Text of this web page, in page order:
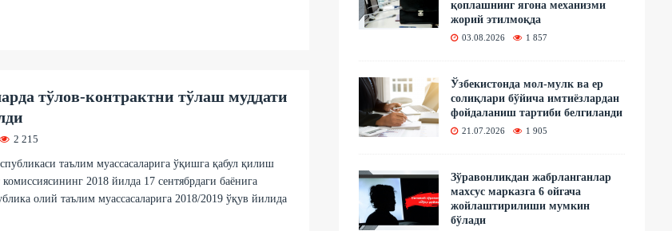
тўлов-контрактни тўлаш муддати
2 215
таълим муассасаларига ўқишга қабул қилиш
2018 йилда 17 сентябрдаги баёнига
олий таълим муассасаларига 2018/2019 ўқув йилида
қоплашнинг ягона механизми
жорий этилмоқда
03.08.2026 1 857
Ўзбекистонда мол-мулк ва ер
солиқлари бўйича имтиёзлардан
фойдаланиш тартиби белгиланди
21.07.2026 1 905
Зўравонликдан жабрланганлар
махсус марказга 6 ойгача
жойлаштирилиши мумкин
бўлади